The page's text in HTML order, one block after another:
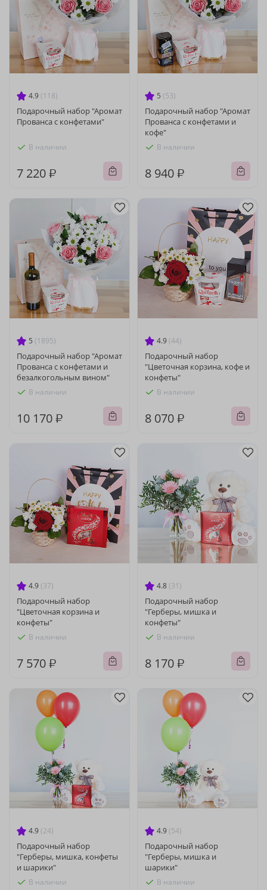
4.9 (118)
Подарочный набор "Аромат
Прованса с конфетами"
В наличии
7 220 ₽
5 (53)
Подарочный набор "Аромат
Прованса с конфетами и
кофе"
В наличии
8 940 ₽
5 (1895)
Подарочный набор "Аромат
Прованса с конфетами и
безалкогольным вином"
В наличии
10 170 ₽
4.9 (44)
Подарочный набор
"Цветочная корзина, кофе и
конфеты"
В наличии
8 070 ₽
4.9 (37)
Подарочный набор
"Цветочная корзина и
конфеты"
В наличии
7 570 ₽
4.8 (31)
Подарочный набор
"Герберы, мишка и
конфеты"
В наличии
8 170 ₽
4.9 (24)
Подарочный набор
"Герберы, мишка, конфеты
и шарики"
В наличии
4.9 (54)
Подарочный набор
"Герберы, мишка и
шарики"
В наличии